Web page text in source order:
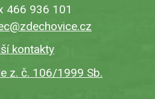
466 936 101
kontakty
z. č. 106/1999 Sb.